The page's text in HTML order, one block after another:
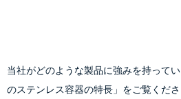
当社がどのような製品に強みを持って
のステンレス容器の特長」 をご覧くださ